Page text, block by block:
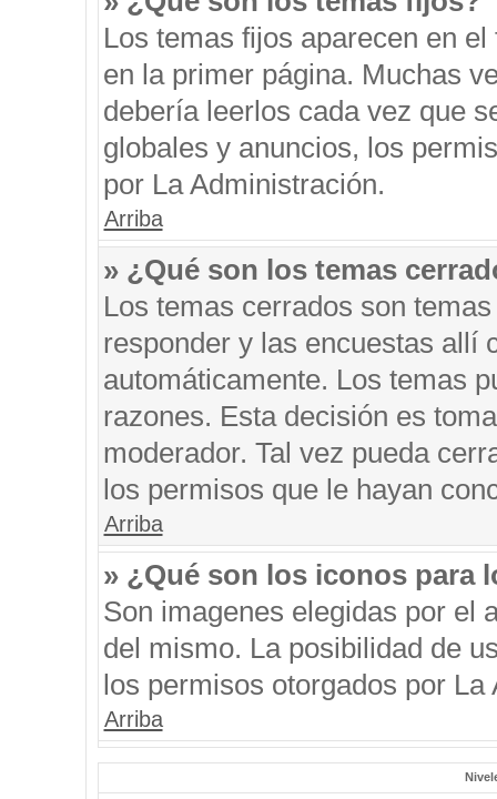
Los temas fijos aparecen en
en la primer página. Muchas
debería leerlos cada vez que
globales y anuncios, los
por La Administración.
Arriba
» ¿Qué son los temas
Los temas cerrados son
responder y las encuestas allí
automáticamente. Los temas
razones. Esta decisión es
moderador. Tal vez pueda
los permisos que le hayan
Arriba
» ¿Qué son los iconos para
Son imagenes elegidas por el
del mismo. La posibilidad de
los permisos otorgados por La
Arriba